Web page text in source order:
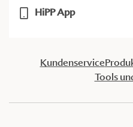
HiPP App
Kundenservice
Tools